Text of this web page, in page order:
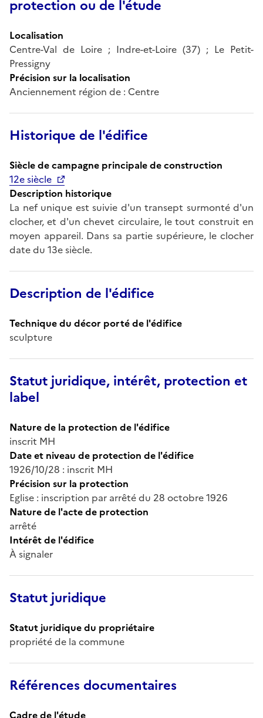
protection ou de l'étude
Localisation
Centre-Val de Loire ; Indre-et-Loire (37) ; Le Petit-
Pressigny
Précision sur la localisation
Anciennement région de : Centre
Historique de l'édifice
Siècle de campagne principale de construction
12e siècle
Description historique
La nef unique est suivie d'un transept surmonté d'un
clocher, et d'un chevet circulaire, le tout construit en
moyen appareil. Dans sa partie supérieure, le clocher
date du 13e siècle.
Description de l'édifice
Technique du décor porté de l'édifice
sculpture
Statut juridique, intérêt, protection et
label
Nature de la protection de l'édifice
inscrit MH
Date et niveau de protection de l'édifice
1926/10/28 : inscrit MH
Précision sur la protection
Eglise : inscription par arrêté du 28 octobre 1926
Nature de l'acte de protection
arrêté
Intérêt de l'édifice
À signaler
Statut juridique
Statut juridique du propriétaire
propriété de la commune
Références documentaires
Cadre de l'étude